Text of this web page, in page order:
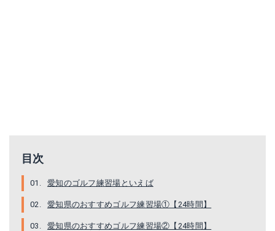
目次
愛知のゴルフ練習場といえば
愛知県のおすすめゴルフ練習場①【24時間】
愛知県のおすすめゴルフ練習場②【24時間】